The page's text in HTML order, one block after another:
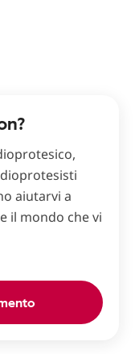
aiutarvi a
il mondo che vi